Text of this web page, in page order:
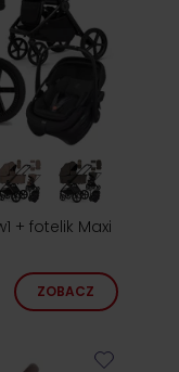
+ fotelik Maxi
ZOBACZ